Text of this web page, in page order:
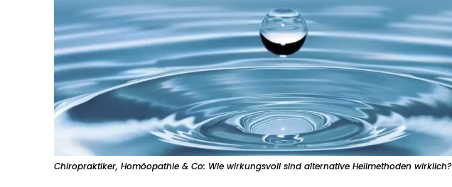
Chiropraktiker, Homöopathie & Co: Wie wirkungsvoll sind alternative Heilmethoden wirklich?